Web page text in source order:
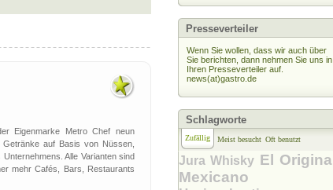
Eigenmarke Metro Chef neun
auf Basis von Nüssen,
Alle Varianten sind
mehr Cafés, Bars, Restaurants
Presseverteiler
Wenn Sie wollen, dass wir auch über
Sie berichten, dann nehmen Sie uns in
Ihren Presseverteiler auf.
news(at)gastro.de
Schlagworte
Zufällig Meist besucht Oft benutzt
Jura Whisky El Original
Mexicano